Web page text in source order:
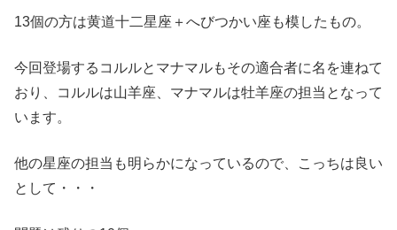
13個の方は黄道十二星座＋へびつかい座も模したもの。
今回登場するコルルとマナマルもその適合者に名を連ねて
おり、コルルは山羊座、マナマルは牡羊座の担当となって
います。
他の星座の担当も明らかになっているので、こっちは良い
として・・・